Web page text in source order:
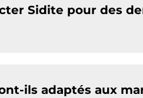
Sidite pour des
ils adaptés aux